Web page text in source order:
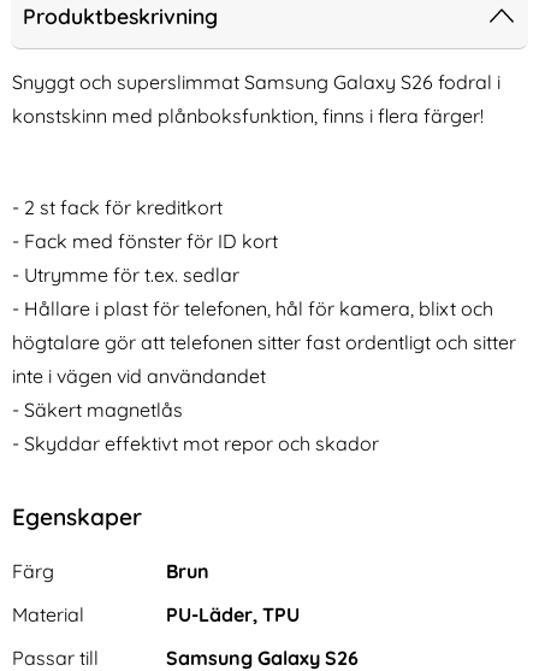
Tryck Fjärilar
Samsung Galaxy S25 Fodral /
Magnet Skal 2in1 - Välj Färg!
(Rosa)
Art. nr 237430
rea pris
111 krtidigare pris
111 kr
Tillgänglighet:
I lager
Köp
Galaxy S25 Fodral / Magnet Skal 2in1 - Välj Färg! (Rosa)
Magnet Skal 2in1 - Välj Färg!
(Vit)
Art. nr 237429
rea pris
111 kr tidigare pris
111 kr Köp
Samsung Galaxy S25 Fodral /
Produktbeskrivning
Snyggt och superslimmat Samsung Galaxy S26 fodral i
konstskinn med plånboksfunktion, finns i flera färger!
- 2 st fack för kreditkort
- Fack med fönster för ID kort
- Utrymme för t.ex. sedlar
- Hållare i plast för telefonen, hål för kamera, blixt och
högtalare gör att telefonen sitter fast ordentligt och sitter
inte i vägen vid användandet
- Säkert magnetlås
- Skyddar effektivt mot repor och skador
Egenskaper
Egenskaper/attribut för denna produkt
Attribut
Färg
Brun
Material
PU-Läder, TPU
Passar till
Samsung Galaxy S26